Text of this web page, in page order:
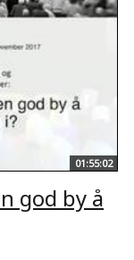
01:55:02
god by å